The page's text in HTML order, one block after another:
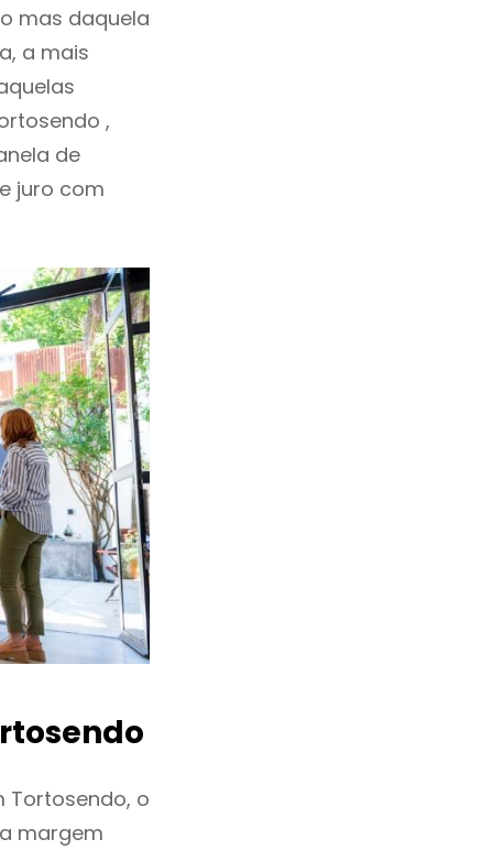
mas daquela
a mais
,
de
juro com
Tortosendo, o
margem